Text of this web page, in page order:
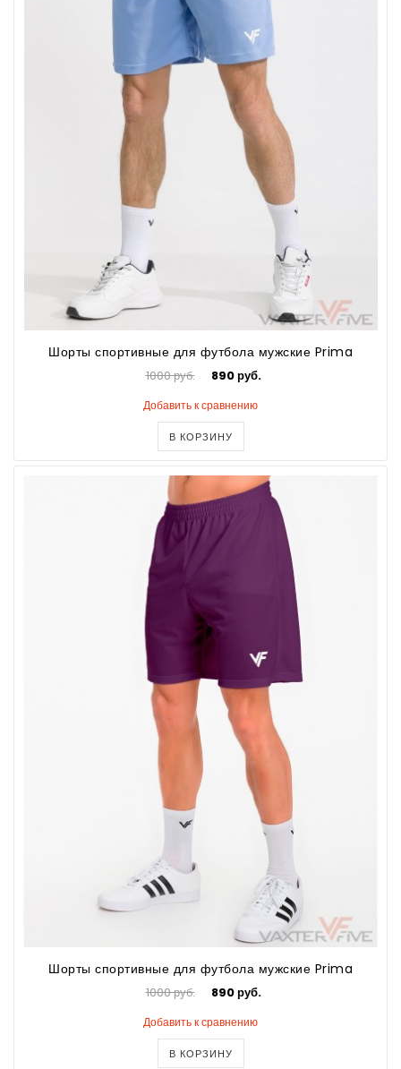
Шорты спортивные для футбола мужские Prima
1000 руб. 890 руб.
Добавить к сравнению
В КОРЗИНУ
Шорты спортивные для футбола мужские Prima
1000 руб. 890 руб.
Добавить к сравнению
В КОРЗИНУ